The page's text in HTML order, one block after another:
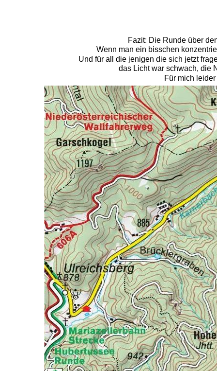
Fazit: Die Runde über
Wenn man ein bisschen
Und für all die jenigen die sich jetzt
das Licht war schwach, die
Für mich